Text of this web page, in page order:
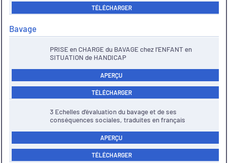
TÉLÉCHARGER
Bavage
PRISE en CHARGE du BAVAGE chez l’ENFANT en
SITUATION de HANDICAP
APERÇU
TÉLÉCHARGER
3 Echelles d’évaluation du bavage et de ses
conséquences sociales, traduites en français
APERÇU
TÉLÉCHARGER